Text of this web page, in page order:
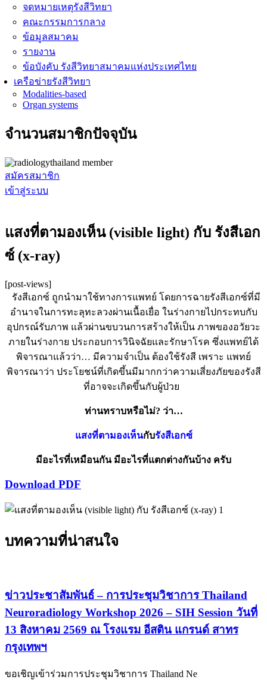
จดหมายเหตุรังสีวิทยา
คณะกรรมการกลาง
ข้อมูลสมาคม
รายงาน
ข้อบังคับ รังสีวิทยาสมาคมแห่งประเทศไทย
เครือข่ายรังสีวิทยา
Modalities-based
Organ systems
จำนวนสมาชิกปัจจุบัน
สมัครสมาชิก
เข้าสู่ระบบ
แสงที่ตามองเห็น (visible light) กับ รังสีเอก
ซ์ (x-ray)
[post-views]
รังสีเอกซ์ ถูกนำมาใช้ทางการแพทย์ โดยการฉายรังสีเอกซ์ที่มี
อำนาจในการทะลุทะลวงผ่านเนื้อเยื่อ ในร่างกายไปกระทบกับ
อุปกรณ์รับภาพ แล้วผ่านขบวนการสร้างให้เป็น ภาพของอวัยวะ
ภายในร่างกาย ประกอบการวินิจฉัยและรักษาโรค ซึ่งแพทย์ได้
พิจารณาแล้วว่า… มีความจำเป็น ต้องใช้รังสี เพราะ แพทย์
พิจารณาว่า ประโยชน์ที่เกิดขึ้นมีมากกว่าความเสี่ยงภัยของรังสี
ที่อาจจะเกิดขึ้นกับผู้ป่วย
ท่านทราบหรือไม่? ว่า…
แสงที่ตามองเห็นกับรังสีเอกซ์
มีอะไรที่เหมือนกัน มีอะไรที่แตกต่างกันบ้าง ครับ
Download PDF
บทความที่น่าสนใจ
ข่าวประชาสัมพันธ์ – การประชุมวิชาการ Thailand
Neuroradiology Workshop 2026 – SIH Session วันที่
13 สิงหาคม 2569 ณ โรงแรม อีสติน แกรนด์ สาทร
กรุงเทพฯ
ขอเชิญเข้าร่วมการประชุมวิชาการ Thailand Ne